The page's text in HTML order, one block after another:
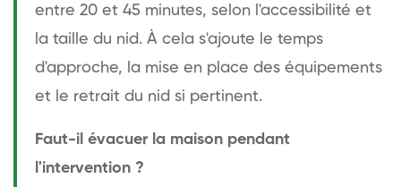
entre 20 et 45 minutes, selon l'accessibilité et
la taille du nid. À cela s'ajoute le temps
d'approche, la mise en place des équipements
et le retrait du nid si pertinent.
Faut-il évacuer la maison pendant
l'intervention ?